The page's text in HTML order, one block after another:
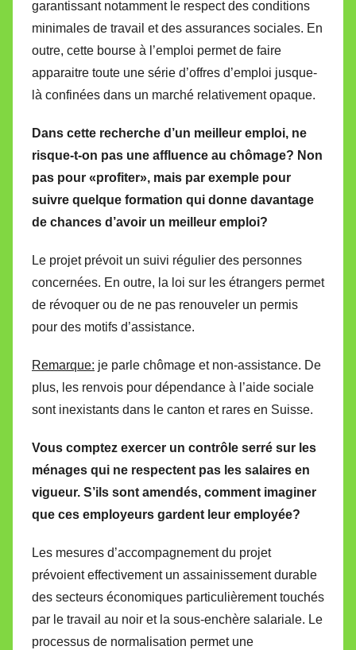
garantissant notamment le respect des conditions
minimales de travail et des assurances sociales. En
outre, cette bourse à l’emploi permet de faire
apparaitre toute une série d’offres d’emploi jusque-
là confinées dans un marché relativement opaque.
Dans cette recherche d’un meilleur emploi, ne
risque-t-on pas une affluence au chômage? Non
pas pour «profiter», mais par exemple pour
suivre quelque formation qui donne davantage
de chances d’avoir un meilleur emploi?
Le projet prévoit un suivi régulier des personnes
concernées. En outre, la loi sur les étrangers permet
de révoquer ou de ne pas renouveler un permis
pour des motifs d’assistance.
Remarque: je parle chômage et non-assistance. De
plus, les renvois pour dépendance à l’aide sociale
sont inexistants dans le canton et rares en Suisse.
Vous comptez exercer un contrôle serré sur les
ménages qui ne respectent pas les salaires en
vigueur. S’ils sont amendés, comment imaginer
que ces employeurs gardent leur employée?
Les mesures d’accompagnement du projet
prévoient effectivement un assainissement durable
des secteurs économiques particulièrement touchés
par le travail au noir et la sous-enchère salariale. Le
processus de normalisation permet une